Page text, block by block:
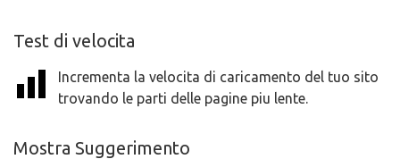
Test di velocita
Incrementa la velocita di caricamento del tuo sito
trovando le parti delle pagine piu lente.
Mostra Suggerimento